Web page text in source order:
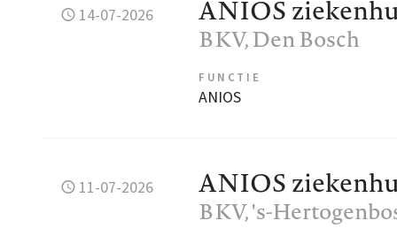
14-07-2026 ANIOS
BKV, Den Bosch
FUNCTIE
ANIOS
11-07-2026 ANIOS
BKV, 's-